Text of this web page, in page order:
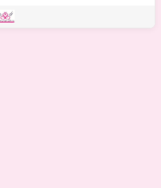
Reserved. Powered by